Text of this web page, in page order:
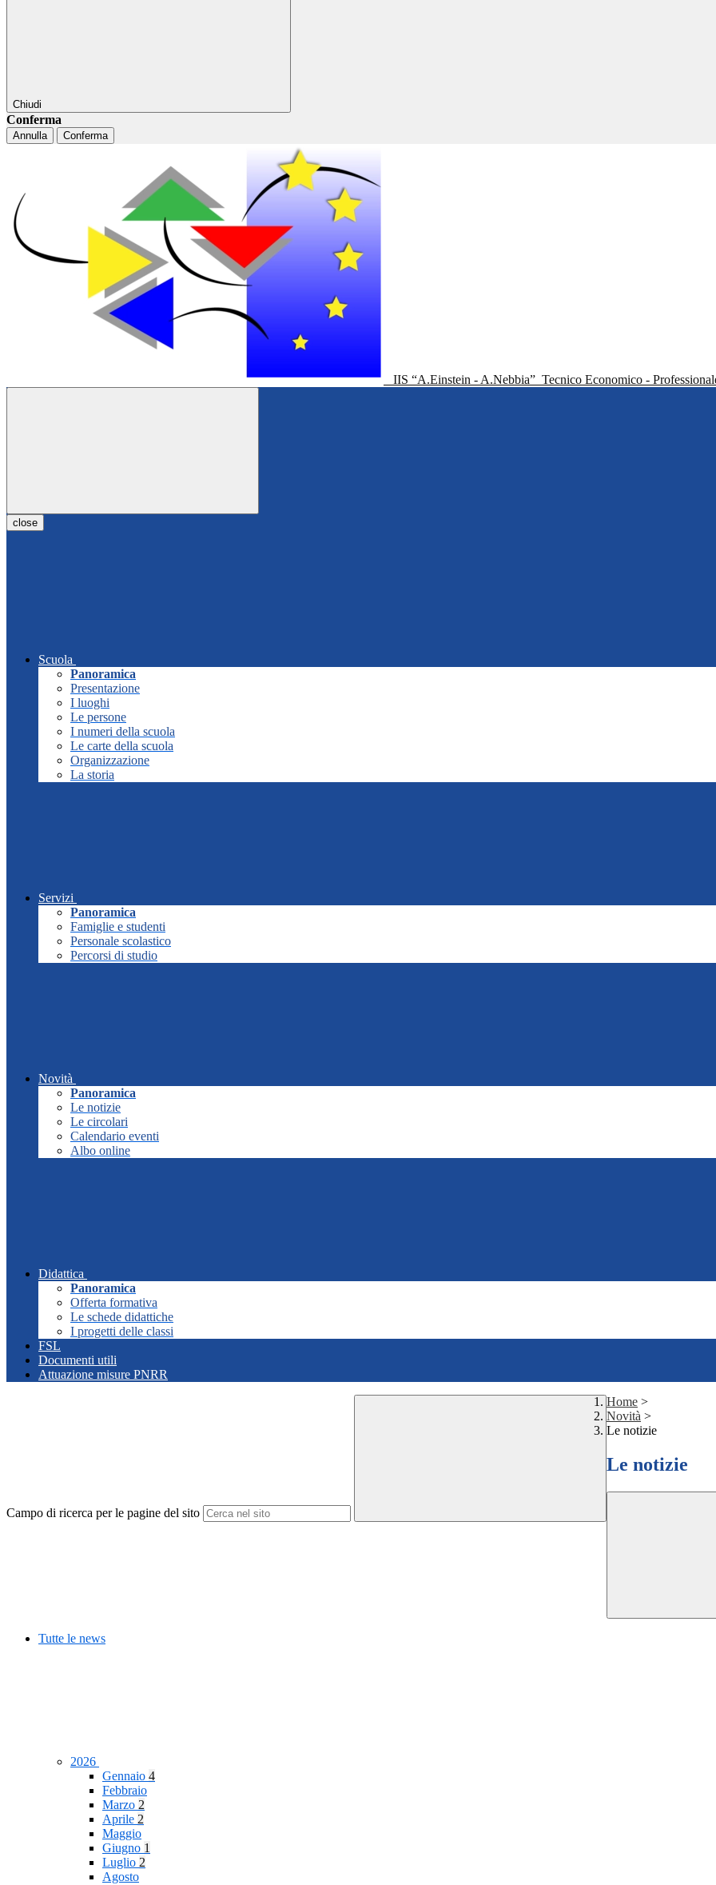
Chiudi
Conferma
Annulla Conferma
IIS “A.Einstein - A.Nebbia” Tecnico Economico -
close
Scuola
Panoramica
Presentazione
I luoghi
Le persone
I numeri della scuola
Le carte della scuola
Organizzazione
La storia
Servizi
Panoramica
Famiglie e studenti
Personale scolastico
Percorsi di studio
Novità
Panoramica
Le notizie
Le circolari
Calendario eventi
Albo online
Didattica
Panoramica
Offerta formativa
Le schede didattiche
I progetti delle classi
FSL
Documenti utili
Attuazione misure PNRR
Campo di ricerca per le pagine del sito
Home >
Novità >
Le notizie
Le notizie
Tutte le news
2026
Gennaio 4
Febbraio
Marzo 2
Aprile 2
Maggio
Giugno 1
Luglio 2
Agosto